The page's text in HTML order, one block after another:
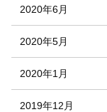
2020年6月
2020年5月
2020年1月
2019年12月